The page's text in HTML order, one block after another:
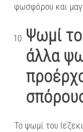
φωσφόρου και
Ψωμί
άλλα
Το ψωμί του